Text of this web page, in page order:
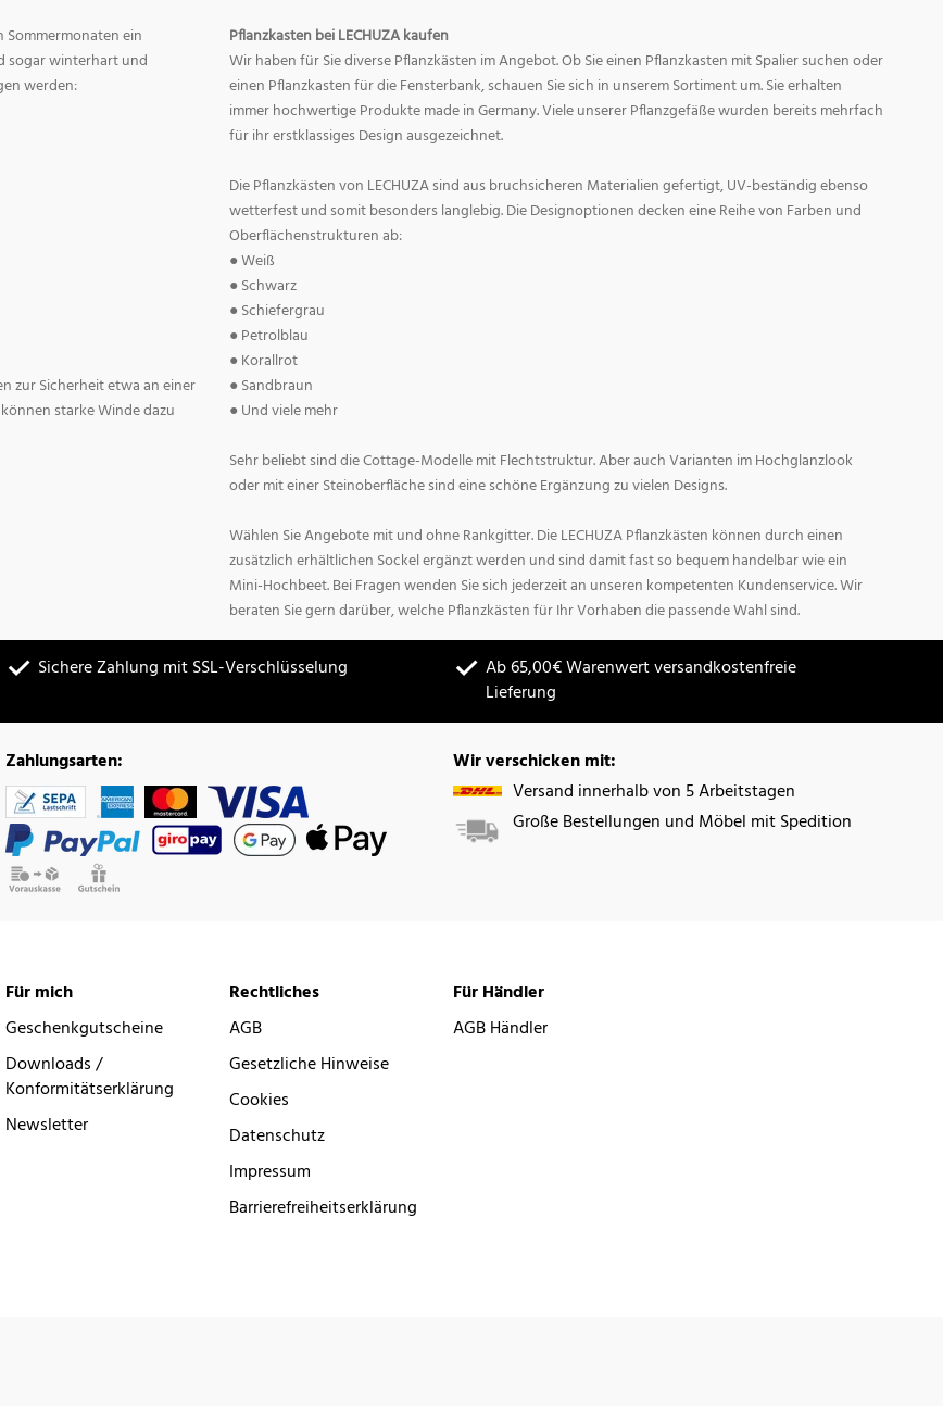
ein
sogar winterhart und
werden:
zur Sicherheit etwa an einer
starke Winde dazu
Pflanzkasten bei LECHUZA kaufen
Wir haben für Sie diverse Pflanzkästen im Angebot. Ob Sie einen Pflanzkasten mit Spalier suchen oder
einen Pflanzkasten für die Fensterbank, schauen Sie sich in unserem Sortiment um. Sie erhalten
immer hochwertige Produkte made in Germany. Viele unserer Pflanzgefäße wurden bereits mehrfach
für ihr erstklassiges Design ausgezeichnet.
Die Pflanzkästen von LECHUZA sind aus bruchsicheren Materialien gefertigt, UV-beständig ebenso
wetterfest und somit besonders langlebig. Die Designoptionen decken eine Reihe von Farben und
Oberflächenstrukturen ab:
● Weiß
● Schwarz
● Schiefergrau
● Petrolblau
● Korallrot
● Sandbraun
● Und viele mehr
Sehr beliebt sind die Cottage-Modelle mit Flechtstruktur. Aber auch Varianten im Hochglanzlook
oder mit einer Steinoberfläche sind eine schöne Ergänzung zu vielen Designs.
Wählen Sie Angebote mit und ohne Rankgitter. Die LECHUZA Pflanzkästen können durch einen
zusätzlich erhältlichen Sockel ergänzt werden und sind damit fast so bequem handelbar wie ein
Mini-Hochbeet. Bei Fragen wenden Sie sich jederzeit an unseren kompetenten Kundenservice. Wir
beraten Sie gern darüber, welche Pflanzkästen für Ihr Vorhaben die passende Wahl sind.
Sichere Zahlung mit SSL-Verschlüsselung
Ab 65,00€ Warenwert versandkostenfreie
Lieferung
Zahlungsarten:
Wir verschicken mit:
Versand innerhalb von 5 Arbeitstagen
Große Bestellungen und Möbel mit Spedition
Für mich
Geschenkgutscheine
Downloads /
Konformitätserklärung
Newsletter
Rechtliches
AGB
Gesetzliche Hinweise
Cookies
Datenschutz
Impressum
Barrierefreiheitserklärung
Für Händler
AGB Händler